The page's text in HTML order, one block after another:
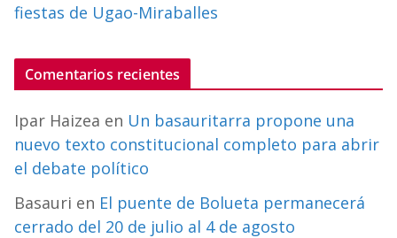
fiestas de Ugao-Miraballes
Comentarios recientes
Ipar Haizea en Un basauritarra propone una
nuevo texto constitucional completo para abrir
el debate político
Basauri en El puente de Bolueta permanecerá
cerrado del 20 de julio al 4 de agosto